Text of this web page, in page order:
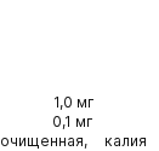
1,0 мг
0,1 мг
калия